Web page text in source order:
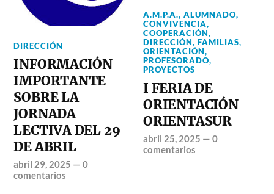
DIRECCIÓN
INFORMACIÓN
IMPORTANTE
SOBRE LA
JORNADA
LECTIVA DEL 29
DE ABRIL
abril 29, 2025 —0
comentarios
A.M.P.A.,ALUMNADO,
CONVIVENCIA,
COOPERACIÓN,
DIRECCIÓN,FAMILIAS,
ORIENTACIÓN,
PROFESORADO,
PROYECTOS
I FERIA DE
ORIENTACIÓN
ORIENTASUR
abril 25, 2025 —0
comentarios